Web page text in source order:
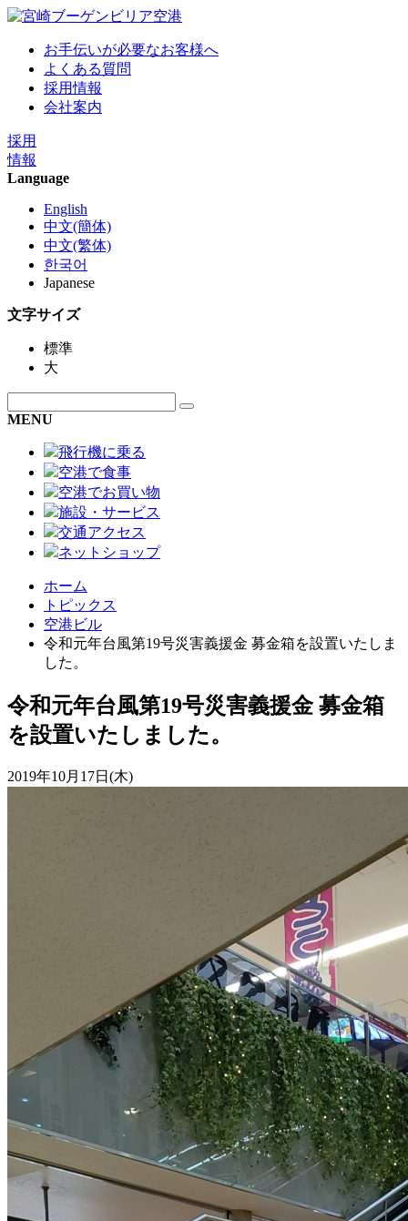
お手伝いが必要なお客様へ
よくある質問
採用情報
会社案内
採用
情報
Language
English
中文(簡体)
中文(繁体)
한국어
Japanese
文字サイズ
標準
大
MENU
飛行機に乗る
空港で食事
空港でお買い物
施設・サービス
交通アクセス
ネットショップ
ホーム
トピックス
空港ビル
令和元年台風第19号災害義援金 募金箱を設置いたしま
した。
令和元年台風第19号災害義援金 募金箱
を設置いたしました。
2019年10月17日(木)